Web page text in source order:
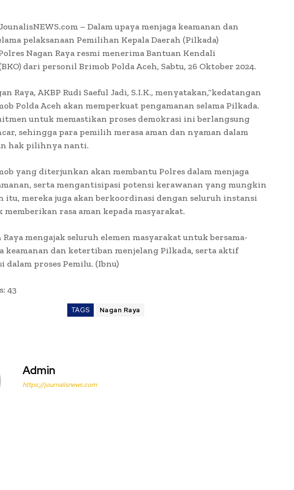
– Dalam upaya menjaga keamanan dan
pelaksanaan Pemilihan Kepala Daerah (Pilkada)
Nagan Raya resmi menerima Bantuan Kendali
dari personil Brimob Polda Aceh, Sabtu, 26 Oktober 2024.
Raya, AKBP Rudi Saeful Jadi, S.I.K., menyatakan,“kedatangan
Polda Aceh akan memperkuat pengamanan selama Pilkada.
untuk memastikan proses demokrasi ini berlangsung
sehingga para pemilih merasa aman dan nyaman dalam
hak pilihnya nanti.
yang diterjunkan akan membantu Polres dalam menjaga
serta mengantisipasi potensi kerawanan yang mungkin
itu, mereka juga akan berkoordinasi dengan seluruh instansi
rasa aman kepada masyarakat.
Raya mengajak seluruh elemen masyarakat untuk bersama-
keamanan dan ketertiban menjelang Pilkada, serta aktif
dalam proses Pemilu. (Ibnu)
43
TAGS Nagan Raya
Admin
https://journalisnews.com